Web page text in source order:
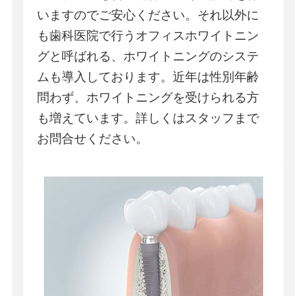
いますのでご安心ください。それ以外に
も歯科医院で行うオフィスホワイトニン
グと呼ばれる、ホワイトニングのシステ
ムも導入しております。近年は性別年齢
問わず、ホワイトニングを受けられる方
も増えています。詳しくはスタッフまで
お問合せください。